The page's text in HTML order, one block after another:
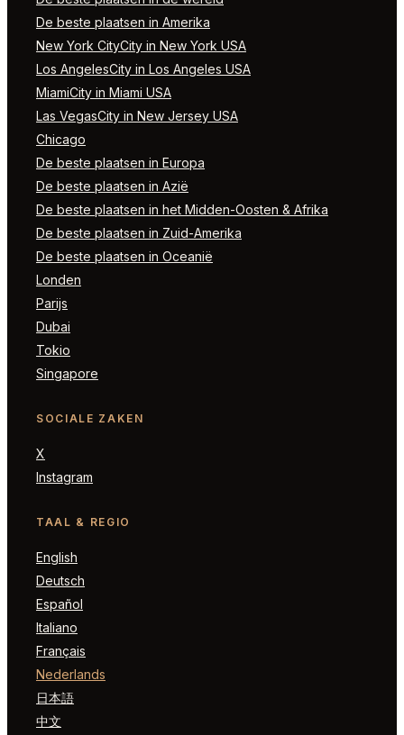
De beste plaatsen in Amerika
New York CityCity in New York USA
Los AngelesCity in Los Angeles USA
MiamiCity in Miami USA
Las VegasCity in New Jersey USA
Chicago
De beste plaatsen in Europa
De beste plaatsen in Azië
De beste plaatsen in het Midden-Oosten & Afrika
De beste plaatsen in Zuid-Amerika
De beste plaatsen in Oceanië
Londen
Parijs
Dubai
Tokio
Singapore
SOCIALE ZAKEN
X
Instagram
TAAL & REGIO
English
Deutsch
Español
Italiano
Français
Nederlands
日本語
中文